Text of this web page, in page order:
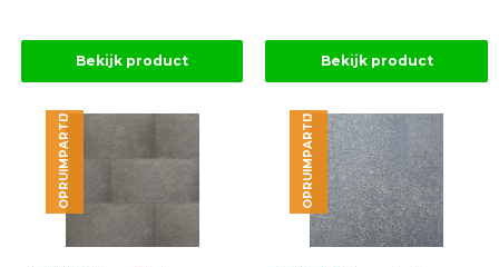
Bekijk product Bekijk product
OPRUIMPARTIJ OPRUIMPARTIJ